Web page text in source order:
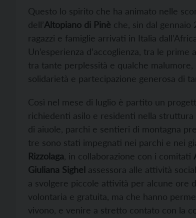
Questo lo spirito che ha animato nelle
dell’Altopiano di Pinè che, sin dal gennaio
ragazzi e famiglie arrivati in Italia
Un’esperienza d’accoglienza, tra le
tra tante perplessità e qualche
solidarietà e partecipazione generosa di
Così nel mese di luglio è partito un
richiedenti asilo e residenti nella
di aiuole, parchi e sentieri di montagna
tre sono stati impegnati nei parchi e nei
Rizzolaga , in collaborazione con i comitati
Giuliana Sighel assessora alle attività
a svolgere piccole attività per alcune ore
volontaria e gratuita, ma che hanno
vivono, e venire a stretto contato con la